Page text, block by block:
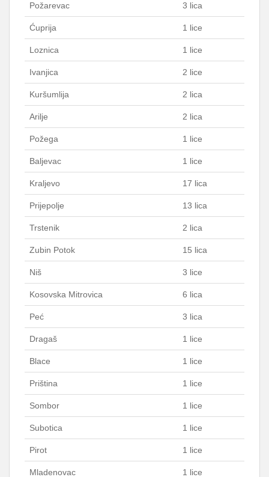
Požarevac 3 lica
Ćuprija 1 lice
Loznica 1 lice
Ivanjica 2 lice
Kuršumlija 2 lica
Arilje 2 lica
Požega 1 lice
Baljevac 1 lice
Kraljevo 17 lica
Prijepolje 13 lica
Trstenik 2 lica
Zubin Potok 15 lica
Niš 3 lice
Kosovska Mitrovica 6 lica
Peć 3 lica
Dragaš 1 lice
Blace 1 lice
Priština 1 lice
Sombor 1 lice
Subotica 1 lice
Pirot 1 lice
Mladenovac 1 lice